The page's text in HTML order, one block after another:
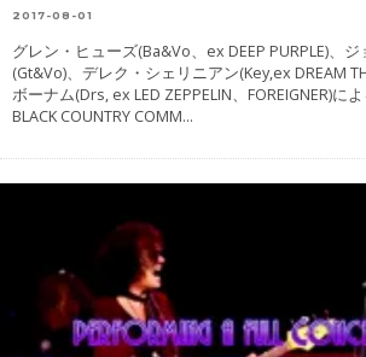
2017-08-01
グレン・ヒューズ(Ba&Vo、ex DEEP PURPLE)、
(Gt&Vo)、デレク・シェリニアン(Key,ex DREAM
ボーナム(Drs, ex LED ZEPPELIN、FOREIGNER)に
BLACK COUNTRY COMM...